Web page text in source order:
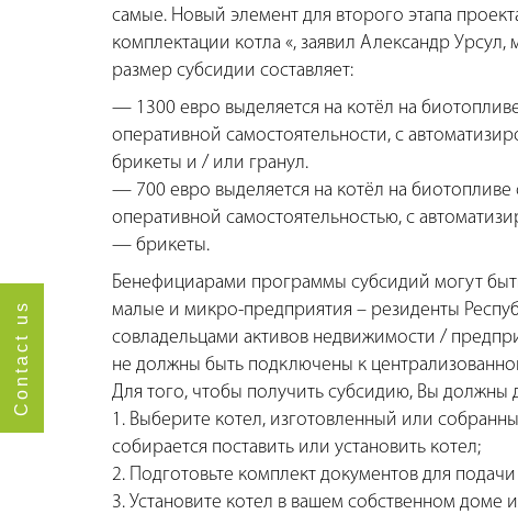
Contact us
самые. Новый элемент для второго этапа
комплектации котла «, заявил Александр
размер субсидии составляет:
— 1300 евро выделяется на котёл на
оперативной самостоятельности, с
брикеты и / или гранул.
— 700 евро выделяется на котёл на
оперативной самостоятельностью, с
— брикеты.
Бенефициарами программы субсидий могут
малые и микро-предприятия – резиденты
совладельцами активов недвижимости /
не должны быть подключены к
Для того, чтобы получить субсидию, Вы должны
1. Выберите котел, изготовленный или
собирается поставить или установить котел;
2. Подготовьте комплект документов для
3. Установите котел в вашем собственном